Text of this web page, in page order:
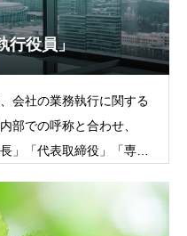
行役員」
会社の業務執行に関する
部での呼称と合わせ、
」「代表取締役」「専務